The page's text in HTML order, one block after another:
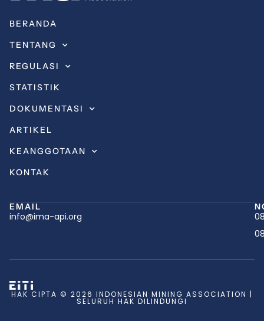
BERANDA
TENTANG
REGULASI
STATISTIK
DOKUMENTASI
ARTIKEL
KEANGGOTAAN
KONTAK
EMAIL
info@ima-api.org
HAK CIPTA © 2026 INDONESIAN MINING ASSOCIATION |
SELURUH HAK DILINDUNGI